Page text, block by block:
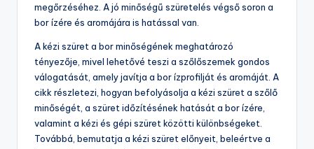
olló éles pengéje lehetővé teszi a szőlőfürtök precíz
levágását. A kosár használata segít a szőlő gyűjtésében
és szállításában. A szüretelő kocsi megkönnyíti a szőlő
mozgását a területen. Ezek az eszközök együtt
biztosítják a szüret hatékonyságát. A kézi szüret során a
gondos válogatás is fontos. A szüretelő eszközök
használata hozzájárul a szőlő minőségének
megőrzéséhez. A jó minőségű szüretelés végső soron a
bor ízére és aromájára is hatással van.